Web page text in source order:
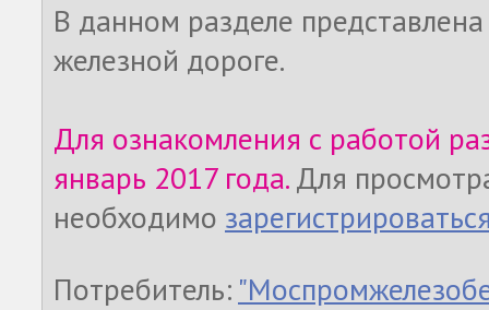
В данном разделе
железной дороге.
Для ознакомления с работой
январь 2017 года.Для
необходимо
Потребитель: